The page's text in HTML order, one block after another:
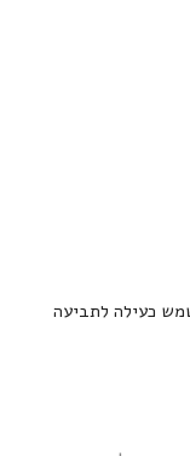
כעילה לתביעה